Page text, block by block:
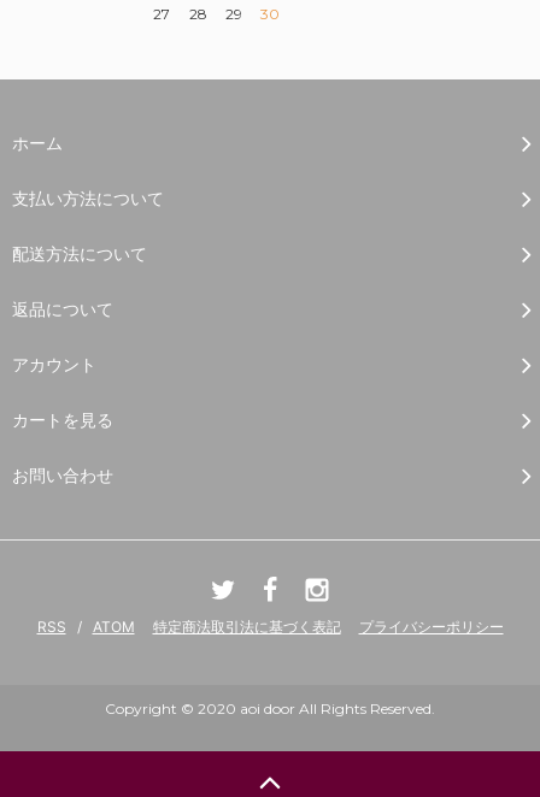
27
28 29 30
ホーム
支払い方法について
配送方法について
返品について
アカウント
カートを見る
お問い合わせ
RSS / ATOM 特定商法取引法に基づく表記 プライバシーポリシー
Copyright © 2020 aoi door All Rights Reserved.